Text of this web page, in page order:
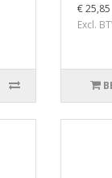
€ 25,85
Excl.